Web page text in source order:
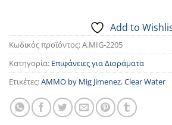
Add to
Κωδικός προϊόντος:A.MIG-2205
Κατηγορία: Επιφάνειες για Διοράματα
Ετικέτες:AMMO by Mig Jimenez,Clear Water